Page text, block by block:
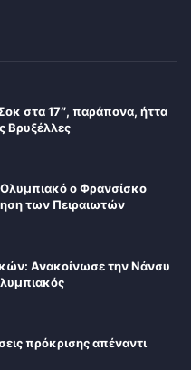
στα 17″, παράπονα, ήττα
Βρυξέλλες
ο Φρανσίσκο
των Πειραιωτών
Ανακοίνωσε την Νάνσυ
πρόκρισης απέναντι